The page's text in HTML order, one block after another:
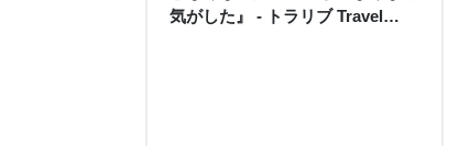
気がした』 - トラリブ Travel